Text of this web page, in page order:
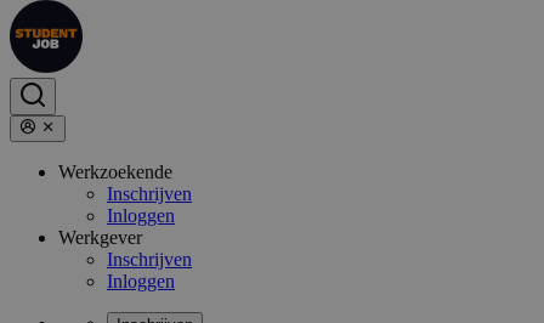
Werkzoekende
Inschrijven
Inloggen
Werkgever
Inschrijven
Inloggen